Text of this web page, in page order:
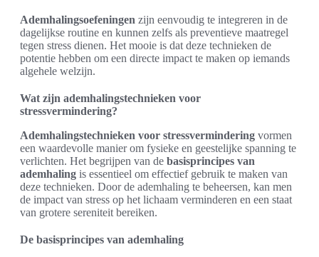
Ademhalingsoefeningen zijn eenvoudig te integreren in de
dagelijkse routine en kunnen zelfs als preventieve maatregel
tegen stress dienen. Het mooie is dat deze technieken de
potentie hebben om een directe impact te maken op iemands
algehele welzijn.
Wat zijn ademhalingstechnieken voor
stressvermindering?
Ademhalingstechnieken voor stressvermindering vormen
een waardevolle manier om fysieke en geestelijke spanning te
verlichten. Het begrijpen van de basisprincipes van
ademhaling is essentieel om effectief gebruik te maken van
deze technieken. Door de ademhaling te beheersen, kan men
de impact van stress op het lichaam verminderen en een staat
van grotere sereniteit bereiken.
De basisprincipes van ademhaling